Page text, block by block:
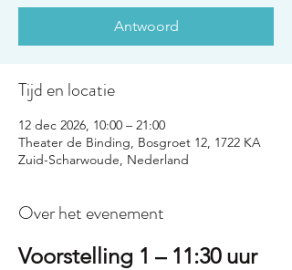
Antwoord
Tijd en locatie
12 dec 2026, 10:00 – 21:00
Theater de Binding, Bosgroet 12, 1722 KA
Zuid-Scharwoude, Nederland
Over het evenement
Voorstelling 1 – 11:30 uur